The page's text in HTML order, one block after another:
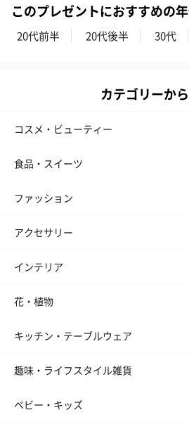
このプレゼントにおすすめの
20代前半 20代後半 30代
カテゴリーか
コスメ・ビューティー
食品・スイーツ
ファッション
アクセサリー
インテリア
花・植物
キッチン・テーブルウェア
趣味・ライフスタイル雑貨
ベビー・キッズ